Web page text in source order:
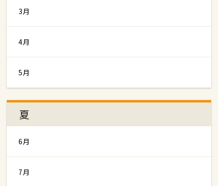
3月
4月
5月
夏
6月
7月